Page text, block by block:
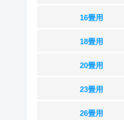
16畳用
18畳用
20畳用
23畳用
26畳用